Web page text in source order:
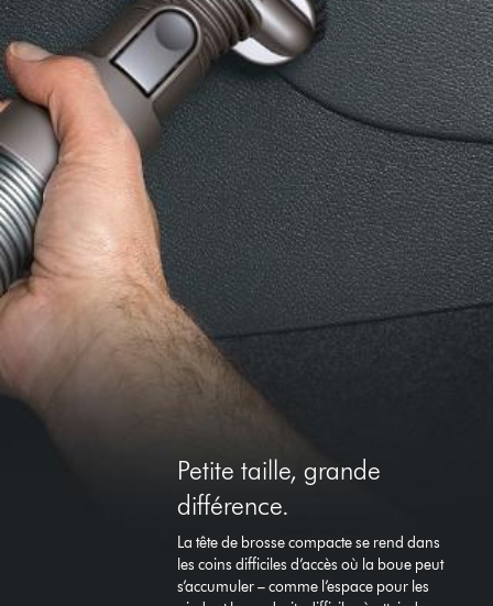
Petite taille, grande
différence.
La tête de brosse compacte se rend dans
les coins difficiles d’accès où la boue peut
s’accumuler – comme l’espace pour les